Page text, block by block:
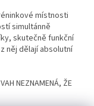
místnosti
simultánně
skutečně funkční
něj dělají absolutní
NEZNAMENÁ, ŽE